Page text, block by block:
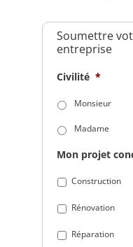
Soumettre
entreprise
Civilité *
Monsieur
Madame
Mon projet
Construction
Rénovation
Réparation